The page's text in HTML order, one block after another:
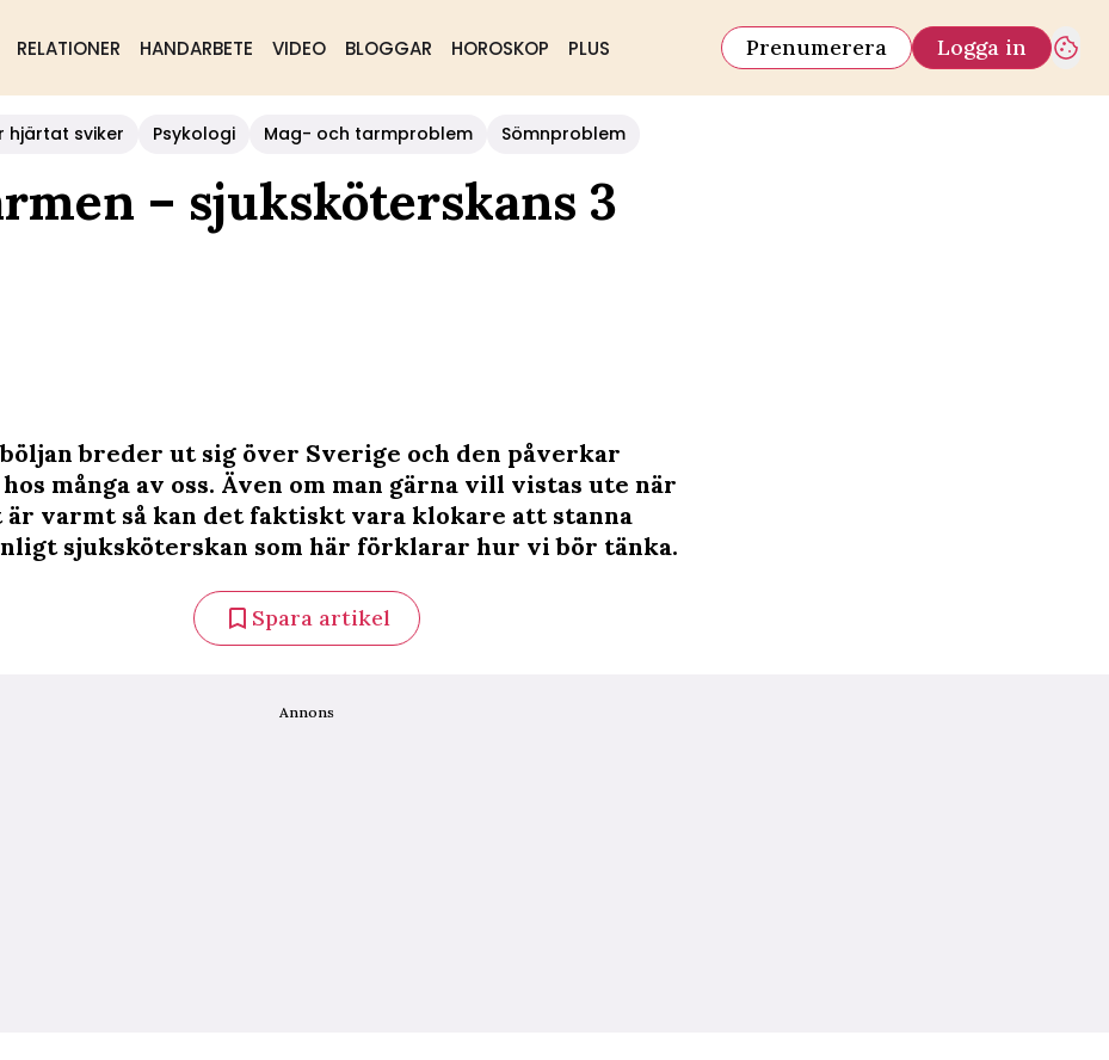
RELATIONER HANDARBETE VIDEO BLOGGAR HOROSKOP PLUS Prenumerera Logga in
hjärtat sviker Psykologi Mag- och tarmproblem Sömnproblem
– sjuksköterskans 3
breder ut sig över Sverige och den påverkar
många av oss. Även om man gärna vill vistas ute när
varmt så kan det faktiskt vara klokare att stanna
sjuksköterskan som här förklarar hur vi bör tänka.
Spara artikel
Annons